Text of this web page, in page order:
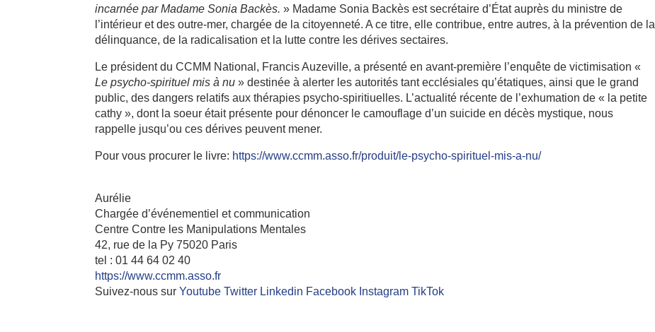
incarnée par Madame Sonia Backès.» Madame Sonia Backès est secrétaire d’État auprès du ministre de
l’intérieur et des outre-mer, chargée de la citoyenneté. A ce titre, elle contribue, entre autres, à la prévention de la
délinquance, de la radicalisation et la lutte contre les dérives sectaires.
Le président du CCMM National, Francis Auzeville, a présenté en avant-première l’enquête de victimisation «
Le psycho-spirituel mis à nu » destinée à alerter les autorités tant ecclésiales qu’étatiques, ainsi que le grand
public, des dangers relatifs aux thérapies psycho-spiritiuelles. L’actualité récente de l’exhumation de « la petite
cathy », dont la soeur était présente pour dénoncer le camouflage d’un suicide en décès mystique, nous
rappelle jusqu’ou ces dérives peuvent mener.
Pour vous procurer le livre: https://www.ccmm.asso.fr/produit/le-psycho-spirituel-mis-a-nu/
Aurélie
Chargée d’événementiel et communication
Centre Contre les Manipulations Mentales
42, rue de la Py 75020 Paris
tel : 01 44 64 02 40
https://www.ccmm.asso.fr
Suivez-nous surYoutube Twitter Linkedin Facebook Instagram TikTok